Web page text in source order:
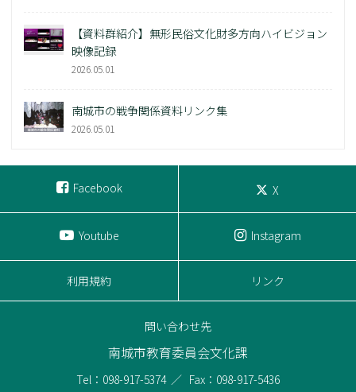
【資料群紹介】無形民俗文化財多方向ハイビジョン
映像記録
2026.05.01
南城市の戦争関係資料リンク集
2026.05.01
Facebook X
Youtube Instagram
利用規約 リンク
問い合わせ先
南城市教育委員会文化課
Tel：098-917-5374
Fax：098-917-5436